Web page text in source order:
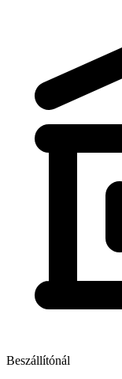
Beszállítónál